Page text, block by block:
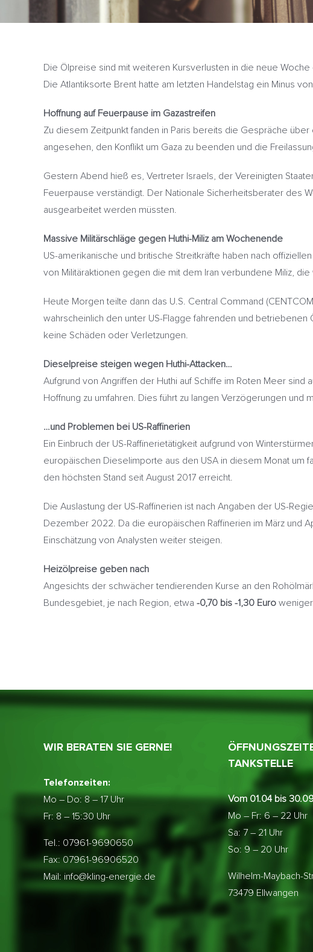
Die Ölpreise sind mit weiteren Kursverlusten in die neue
Die Atlantiksorte Brent hatte am letzten Handelstag ein Minus
Hoffnung auf Feuerpause im Gazastreifen
Zu diesem Zeitpunkt fanden in Paris bereits die Gespräche
angesehen, den Konflikt um Gaza zu beenden und die
Gestern Abend hieß es, Vertreter Israels, der Vereinigten
Feuerpause verständigt. Der Nationale Sicherheitsberater des
ausgearbeitet werden müssten.
Massive Militärschläge gegen Huthi-Miliz am Wochenende
US-amerikanische und britische Streitkräfte haben nach
von Militäraktionen gegen die mit dem Iran verbundene Miliz,
Heute Morgen teilte dann das U.S. Central Command
wahrscheinlich den unter US-Flagge fahrenden und
keine Schäden oder Verletzungen.
Dieselpreise steigen wegen Huthi-Attacken…
Aufgrund von Angriffen der Huthi auf Schiffe im Roten Meer
Hoffnung zu umfahren. Dies führt zu langen Verzögerungen und
…und Problemen bei US-Raffinerien
Ein Einbruch der US-Raffinerietätigkeit aufgrund von
europäischen Dieselimporte aus den USA in diesem Monat um
den höchsten Stand seit August 2017 erreicht.
Die Auslastung der US-Raffinerien ist nach Angaben der US-
Dezember 2022. Da die europäischen Raffinerien im März und
Einschätzung von Analysten weiter steigen.
Heizölpreise geben nach
Angesichts der schwächer tendierenden Kurse an den
Bundesgebiet, je nach Region, etwa -0,70 bis -1,30 Euroweniger
WIR BERATEN SIE GERNE!
Telefonzeiten:
Mo – Do:8 – 17 Uhr
Fr: 8 – 15:30 Uhr
Tel.: 07961-9690650
Fax: 07961-96906520
Mail: info@kling-energie.de
TANKSTELLE
Vom 01.04 bis
Mo – Fr: 6 – 22 Uhr
Sa: 7 – 21 Uhr
So: 9 – 20 Uhr
Wilhelm-Maybach-
73479 Ellwangen